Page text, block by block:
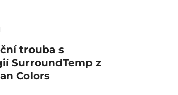
trouba s
SurroundTemp z
Colors